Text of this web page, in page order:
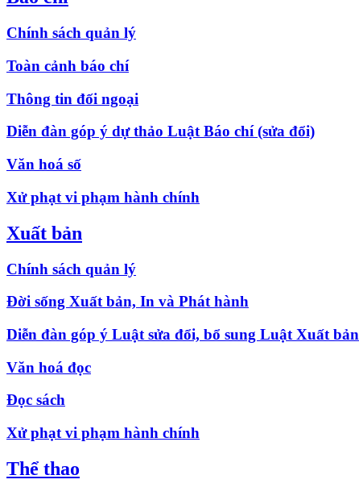
Chính sách quản lý
Toàn cảnh báo chí
Thông tin đối ngoại
Diễn đàn góp ý dự thảo Luật Báo chí (sửa đổi)
Văn hoá số
Xử phạt vi phạm hành chính
Xuất bản
Chính sách quản lý
Đời sống Xuất bản, In và Phát hành
Diễn đàn góp ý Luật sửa đổi, bổ sung Luật Xuất bản
Văn hoá đọc
Đọc sách
Xử phạt vi phạm hành chính
Thể thao